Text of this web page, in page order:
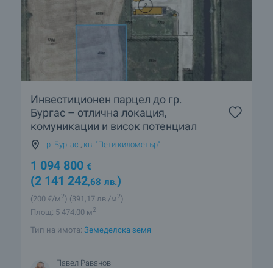
Инвестиционен парцел до гр.
Бургас – отлична локация,
комуникации и висок потенциал
гр. Бургас кв. "Пети километър"
1 094 800 €
(2 141 242,68 лв.)
(200 €/м2) (391 ,17 лв./м2)
Площ: 5 474.00 м2
Тип на имота: Земеделска земя
Павел Раванов